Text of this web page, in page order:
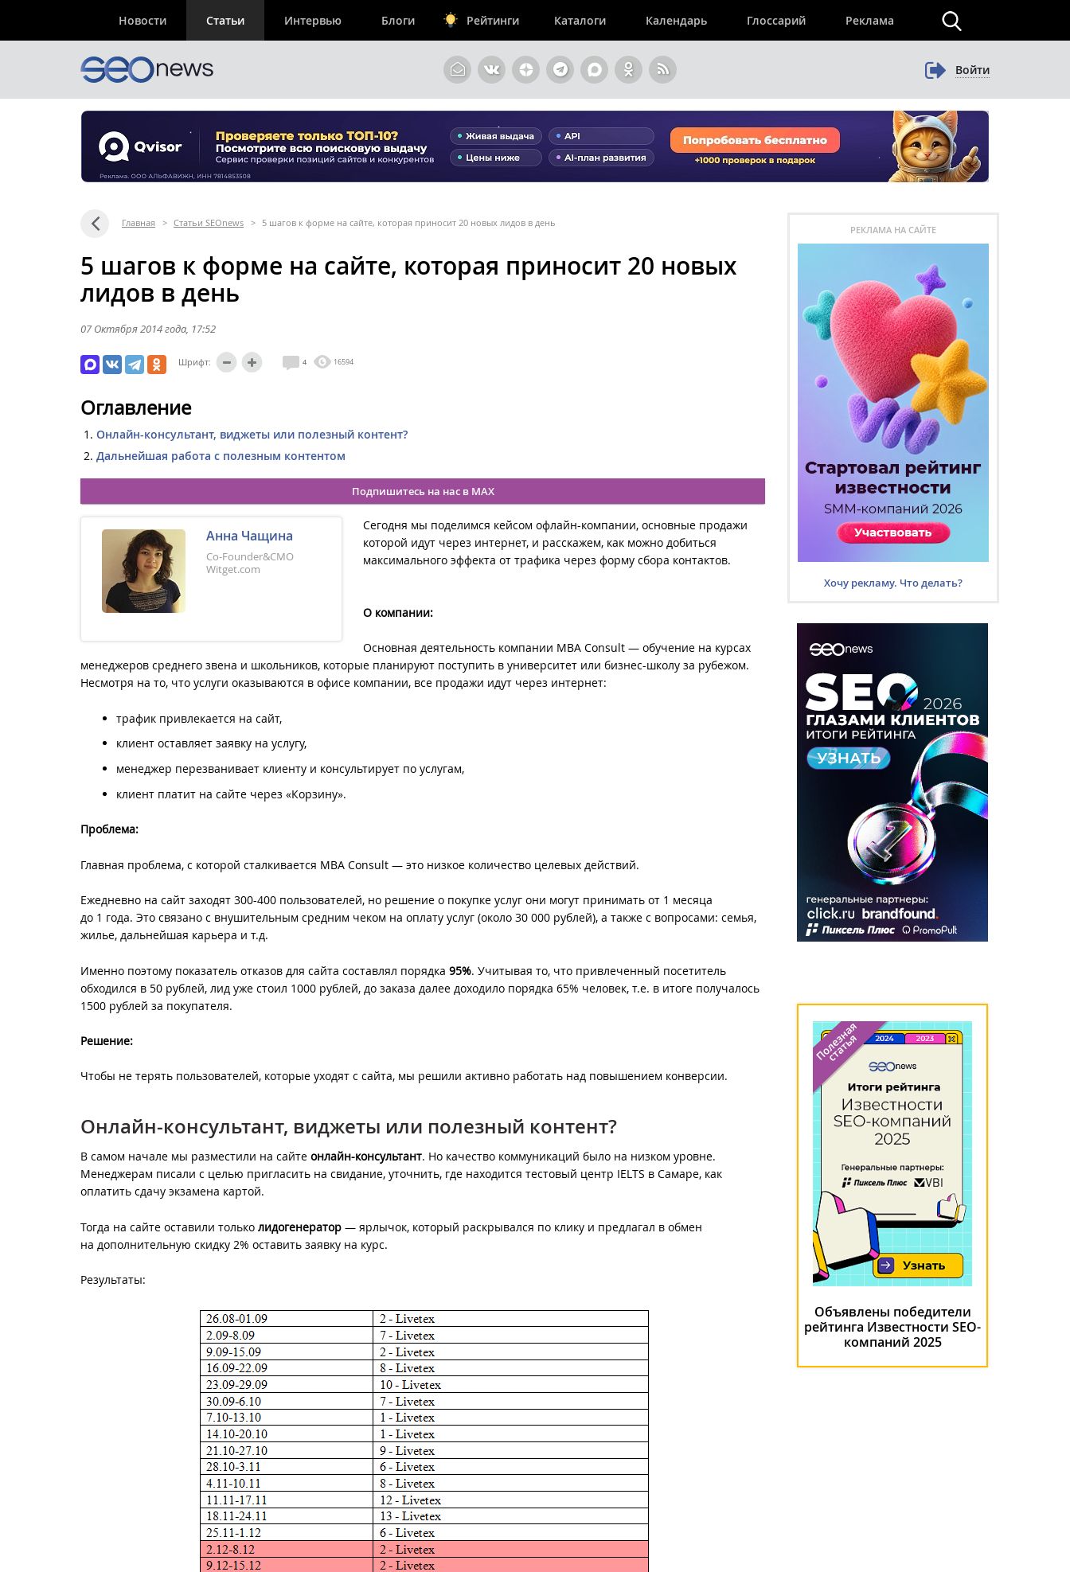
Новости Статьи Интервью Блоги Рейтинги Каталоги Календарь Глоссарий Реклама
Войти
Главная > Статьи SEOnews > 5 шагов к форме на сайте, которая приносит 20 новых лидов в день
5 шагов к форме на сайте, которая приносит 20 новых
лидов в день
07 Октября 2014 года , 17:52
Шрифт: 4 16594
Оглавление
Онлайн-консультант, виджеты или полезный контент?
Дальнейшая работа с полезным контентом
Подпишитесь на нас в MAX
Анна Чащина
Co-Founder&CMO
Witget.com
Сегодня мы поделимся кейсом офлайн-компании, основные продажи
которой идут через интернет, и расскажем, как можно добиться
максимального эффекта от трафика через форму сбора контактов.
О компании:
Основная деятельность компании MBA Consult — обучение на курсах
менеджеров среднего звена и школьников, которые планируют поступить в университет или бизнес-школу за рубежом.
Несмотря на то, что услуги оказываются в офисе компании, все продажи идут через интернет:
трафик привлекается на сайт,
клиент оставляет заявку на услугу,
менеджер перезванивает клиенту и консультирует по услугам,
клиент платит на сайте через «Корзину».
Проблема:
Главная проблема, с которой сталкивается MBA Consult — это низкое количество целевых действий.
Ежедневно на сайт заходят 300-400 пользователей, но решение о покупке услуг они могут принимать от 1 месяца
до 1 года. Это связано с внушительным средним чеком на оплату услуг (около 30 000 рублей), а также с вопросами: семья,
жилье, дальнейшая карьера и т.д.
Именно поэтому показатель отказов для сайта составлял порядка 95%. Учитывая то, что привлеченный посетитель
обходился в 50 рублей, лид уже стоил 1000 рублей, до заказа далее доходило порядка 65% человек, т.е. в итоге получалось
1500 рублей за покупателя.
Решение:
Чтобы не терять пользователей, которые уходят с сайта, мы решили активно работать над повышением конверсии.
Онлайн-консультант, виджеты или полезный контент?
В самом начале мы разместили на сайте онлайн-консультант. Но качество коммуникаций было на низком уровне.
Менеджерам писали с целью пригласить на свидание, уточнить, где находится тестовый центр IELTS в Самаре, как
оплатить сдачу экзамена картой.
Тогда на сайте оставили только лидогенератор — ярлычок, который раскрывался по клику и предлагал в обмен
на дополнительную скидку 2% оставить заявку на курс.
Результаты:
РЕКЛАМА НА САЙТЕ
Хочу рекламу. Что делать?
Объявлены победители
рейтинга Известности SEO-
компаний 2025